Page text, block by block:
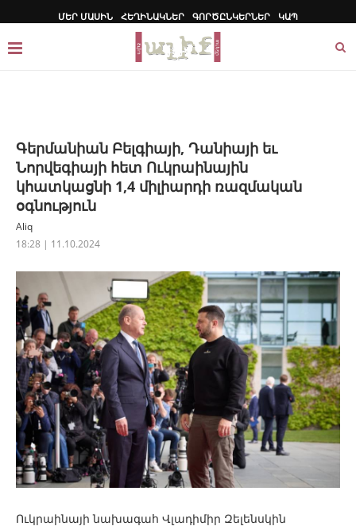
ՄԵՐ ՄԱՍԻՆ ՀԵՂԻՆԱԿՆԵՐ ԳՈՐԾԸՆԿԵՐՆԵՐ ԿԱՊ
Գերմանիան Բելգիայի, Դանիայի եւ
Նորվեգիայի հետ Ուկրաինային
կհատկացնի 1,4 միլիարդի ռազմական
օգնություն
Aliq
18:28 | 11.10.2024
Ուկրաինայի նախագահ Վլադիմիր Զելենսկին